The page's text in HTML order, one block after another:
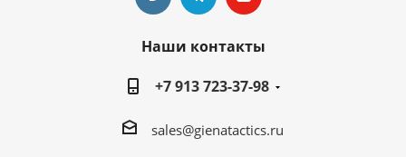
Наши контакты
+7 913 723-37-98
sales@gienatactics.ru